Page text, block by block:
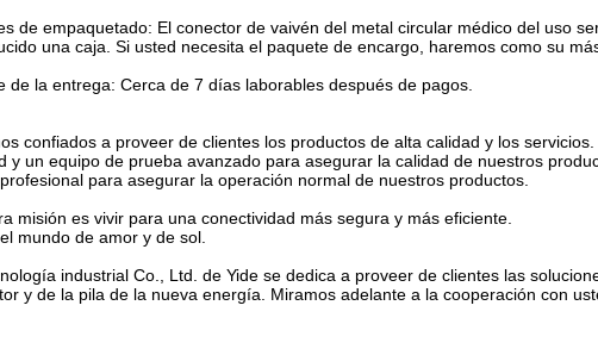
de empaquetado: El conector de vaivén del metal circular médico del uso
una caja. Si usted necesita el paquete de encargo, haremos como su
de la entrega: Cerca de 7 días laborables después de pagos.
confiados a proveer de clientes los productos de alta calidad y los
y un equipo de prueba avanzado para asegurar la calidad de nuestros
para asegurar la operación normal de nuestros productos.
misión es vivir para una conectividad más segura y más eficiente.
mundo de amor y de sol.
industrial Co., Ltd. de Yide se dedica a proveer de clientes las
y de la pila de la nueva energía. Miramos adelante a la cooperación con